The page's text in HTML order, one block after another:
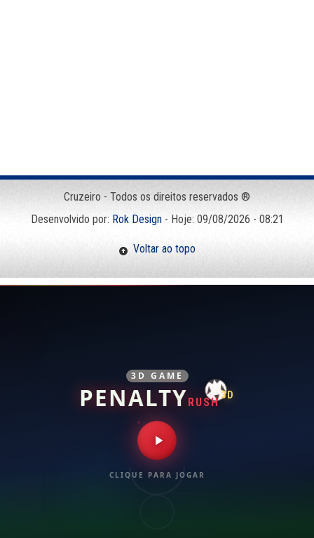
Cruzeiro - Todos os direitos reservados ®
Desenvolvido por: Rok Design- Hoje: 09/08/2026 - 08:21
Voltar ao topo
3D GAME
PENALTYRUSH
3D
CLIQUE PARA JOGAR